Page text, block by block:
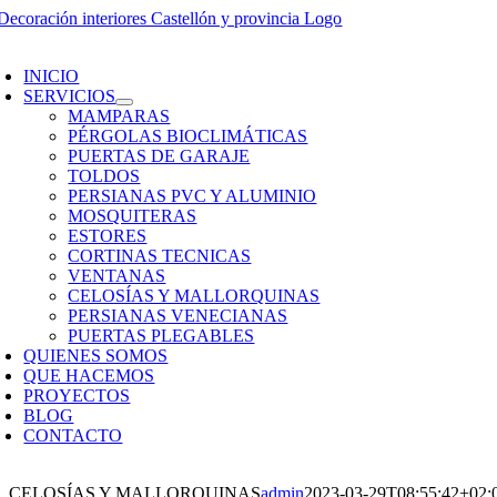
Saltar
INICIO
SERVICIOS
MAMPARAS
PÉRGOLAS BIOCLIMÁTICAS
PUERTAS DE GARAJE
TOLDOS
PERSIANAS PVC Y ALUMINIO
MOSQUITERAS
ESTORES
CORTINAS TECNICAS
VENTANAS
CELOSÍAS Y MALLORQUINAS
PERSIANAS VENECIANAS
PUERTAS PLEGABLES
QUIENES SOMOS
QUE HACEMOS
PROYECTOS
BLOG
CONTACTO
CELOSÍAS Y MALLORQUINASadmin2023-03-